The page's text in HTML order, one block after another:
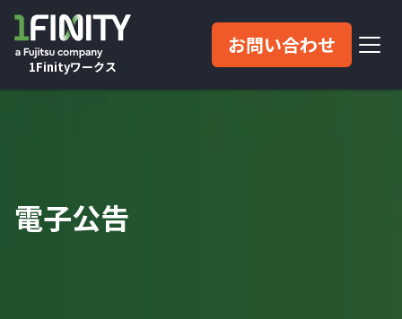
1Finityワークス
お問い合わせ
電子公告